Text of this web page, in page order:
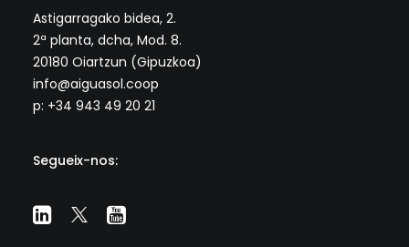
Astigarragako bidea, 2.
2ª planta, dcha, Mod. 8.
20180 Oiartzun (Gipuzkoa)
info@aiguasol.coop
p: +34 943 49 20 21
Segueix-nos: